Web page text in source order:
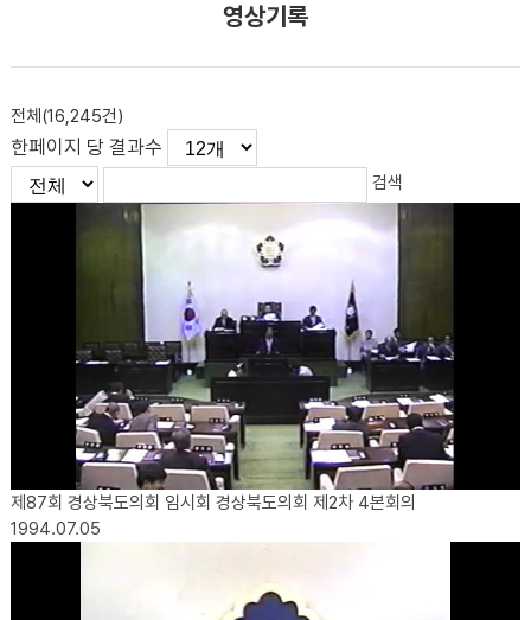
영상기록
전체(16,245건)
한페이지 당 결과수
검색
제87회 경상북도의회 임시회 경상북도의회 제2차 4본회의
1994.07.05